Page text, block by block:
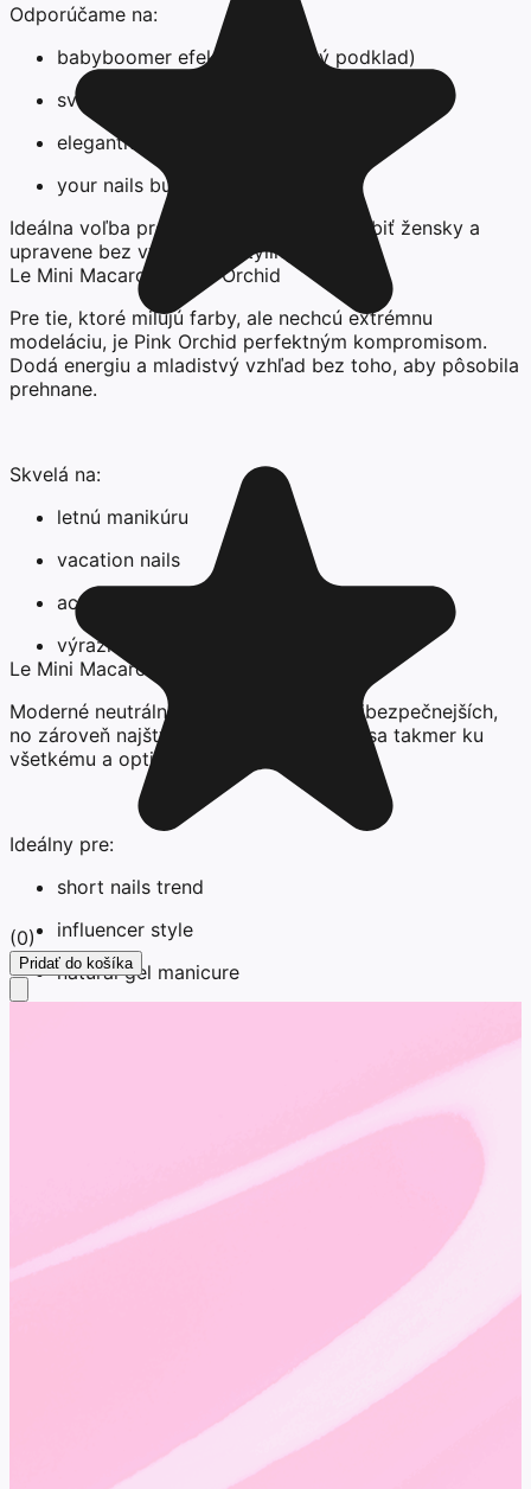
Odporúčame na:
babyboomer efekt (ako jemný podklad)
svadobnú manikúru
elegantné krátke nechty
your nails but better look
Ideálna voľba pre ženy, ktoré chcú pôsobiť žensky a
upravene bez výrazného stylingu.
Le Mini Macaron - Pink Orchid
Pre tie, ktoré milujú farby, ale nechcú extrémnu
modeláciu, je Pink Orchid perfektným kompromisom.
Dodá energiu a mladistvý vzhľad bez toho, aby pôsobila
prehnane.
Skvelá na:
letnú manikúru
vacation nails
accent nail trend
výraznú, no stále elegantnú farbu
Le Mini Macaron - Con Altura
Moderné neutrálne tóny sú jednou z najbezpečnejších,
no zároveň najštýlovejších volieb. Hodí sa takmer ku
všetkému a opticky predlžuje prsty.
Ideálny pre:
short nails trend
influencer style
natural gel manicure
Pastelové farby sa pravidelne vracajú každú jar a leto.
Chamomile pôsobí sviežo, mladistvo a veľmi prirodzene.
minimalistickom nail arte
fresh spring look
Le Mini Macaron - Persimmon
(0)
Pridať do košíka